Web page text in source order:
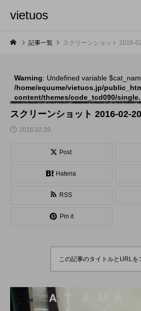
国内のジャグリング情報を収集・整理・発信するメ
NEW POST
舞台
show~」、第２回公
いジャグリングの舞
発
地域と道具から探す
vietuos
記事一覧 スクリーンショット 2016-
Warning: Undefined variable
/home/equume/vietuos.jp/
content/themes/code_tcd090/
スクリーンショット 2016-02-
2016.02.20
Post
Hatena
RSS
Pin it
この記事のタイトルとURLを